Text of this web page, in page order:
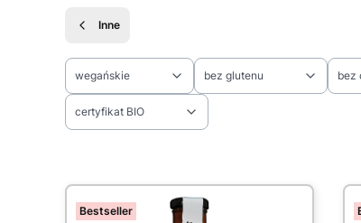
Inne
wegańskie bez glutenu bez
certyfikat BIO
Bestseller